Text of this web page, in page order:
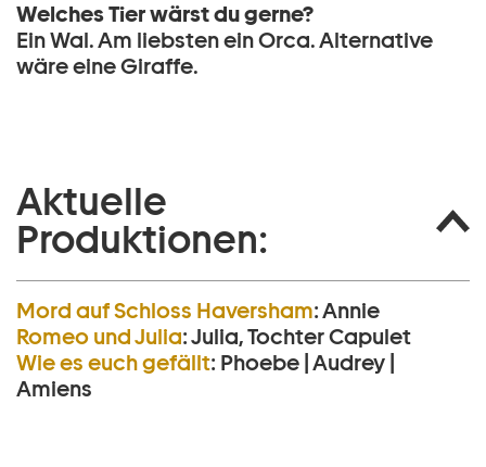
Welches Tier wärst du gerne?
Ein Wal. Am liebsten ein Orca. Alternative
wäre eine Giraffe.
Aktuelle
Produktionen:
Mord auf Schloss Haversham:Annie
Romeo und Julia:Julia, Tochter Capulet
Wie es euch gefällt: Phoebe | Audrey |
Amiens